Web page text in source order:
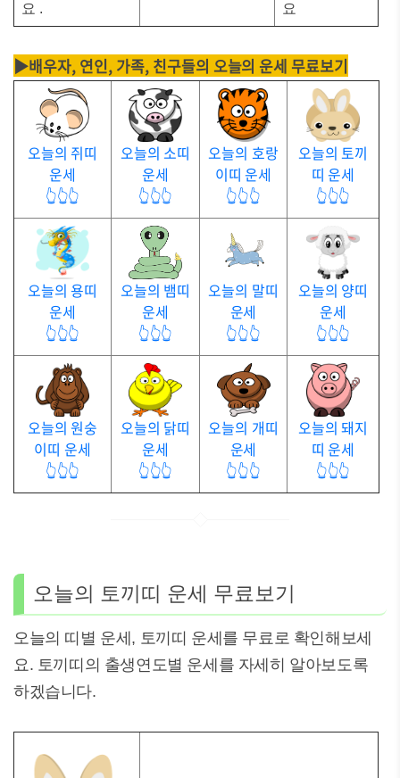
요 .
요
▶배우자, 연인, 가족, 친구들의 오늘의 운세 무료보기
오늘의 쥐띠
운세
👆👆👆
오늘의 소띠
운세
👆👆👆
오늘의 호랑
이띠 운세
👆👆👆
오늘의 토끼
띠 운세
👆👆👆
오늘의 용띠
운세
👆👆👆
오늘의 뱀띠
운세
👆👆👆
오늘의 말띠
운세
👆👆👆
오늘의 양띠
운세
👆👆👆
오늘의 원숭
이띠 운세
👆👆👆
오늘의 닭띠
운세
👆👆👆
오늘의 개띠
운세
👆👆👆
오늘의 돼지
띠 운세
👆👆👆
오늘의 토끼띠 운세 무료보기
오늘의 띠별 운세, 토끼띠 운세를 무료로 확인해보세
요. 토끼띠의 출생연도별 운세를 자세히 알아보도록
하겠습니다.